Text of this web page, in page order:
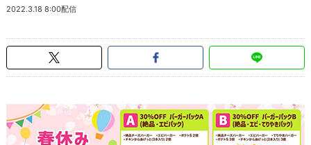
2022.3.18 8:00配信